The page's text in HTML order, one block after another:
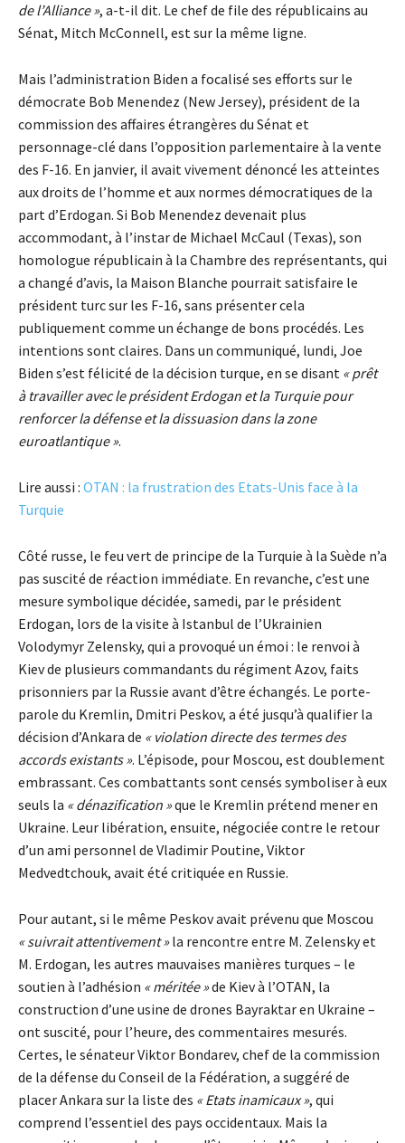
de l’Alliance », a-t-il dit. Le chef de file des républicains au
Sénat, Mitch McConnell, est sur la même ligne.
Mais l’administration Biden a focalisé ses efforts sur le
démocrate Bob Menendez (New Jersey), président de la
commission des affaires étrangères du Sénat et
personnage-clé dans l’opposition parlementaire à la vente
des F-16. En janvier, il avait vivement dénoncé les atteintes
aux droits de l’homme et aux normes démocratiques de la
part d’Erdogan. Si Bob Menendez devenait plus
accommodant, à l’instar de Michael McCaul (Texas), son
homologue républicain à la Chambre des représentants, qui
a changé d’avis, la Maison Blanche pourrait satisfaire le
président turc sur les F-16, sans présenter cela
publiquement comme un échange de bons procédés. Les
intentions sont claires. Dans un communiqué, lundi, Joe
Biden s’est félicité de la décision turque, en se disant « prêt
à travailler avec le président Erdogan et la Turquie pour
renforcer la défense et la dissuasion dans la zone
euroatlantique ».
Lire aussi : OTAN : la frustration des Etats-Unis face à la
Turquie
Côté russe, le feu vert de principe de la Turquie à la Suède n’a
pas suscité de réaction immédiate. En revanche, c’est une
mesure symbolique décidée, samedi, par le président
Erdogan, lors de la visite à Istanbul de l’Ukrainien
Volodymyr Zelensky, qui a provoqué un émoi : le renvoi à
Kiev de plusieurs commandants du régiment Azov, faits
prisonniers par la Russie avant d’être échangés. Le porte-
parole du Kremlin, Dmitri Peskov, a été jusqu’à qualifier la
décision d’Ankara de « violation directe des termes des
accords existants ». L’épisode, pour Moscou, est doublement
embrassant. Ces combattants sont censés symboliser à eux
seuls la « dénazification »que le Kremlin prétend mener en
Ukraine. Leur libération, ensuite, négociée contre le retour
d’un ami personnel de Vladimir Poutine, Viktor
Medvedtchouk, avait été critiquée en Russie.
Pour autant, si le même Peskov avait prévenu que Moscou
« suivrait attentivement »la rencontre entre M. Zelensky et
M. Erdogan, les autres mauvaises manières turques – le
soutien à l’adhésion « méritée »de Kiev à l’OTAN, la
construction d’une usine de drones Bayraktar en Ukraine –
ont suscité, pour l’heure, des commentaires mesurés.
Certes, le sénateur Viktor Bondarev, chef de la commission
de la défense du Conseil de la Fédération, a suggéré de
placer Ankara sur la liste des « Etats inamicaux », qui
comprend l’essentiel des pays occidentaux. Mais la